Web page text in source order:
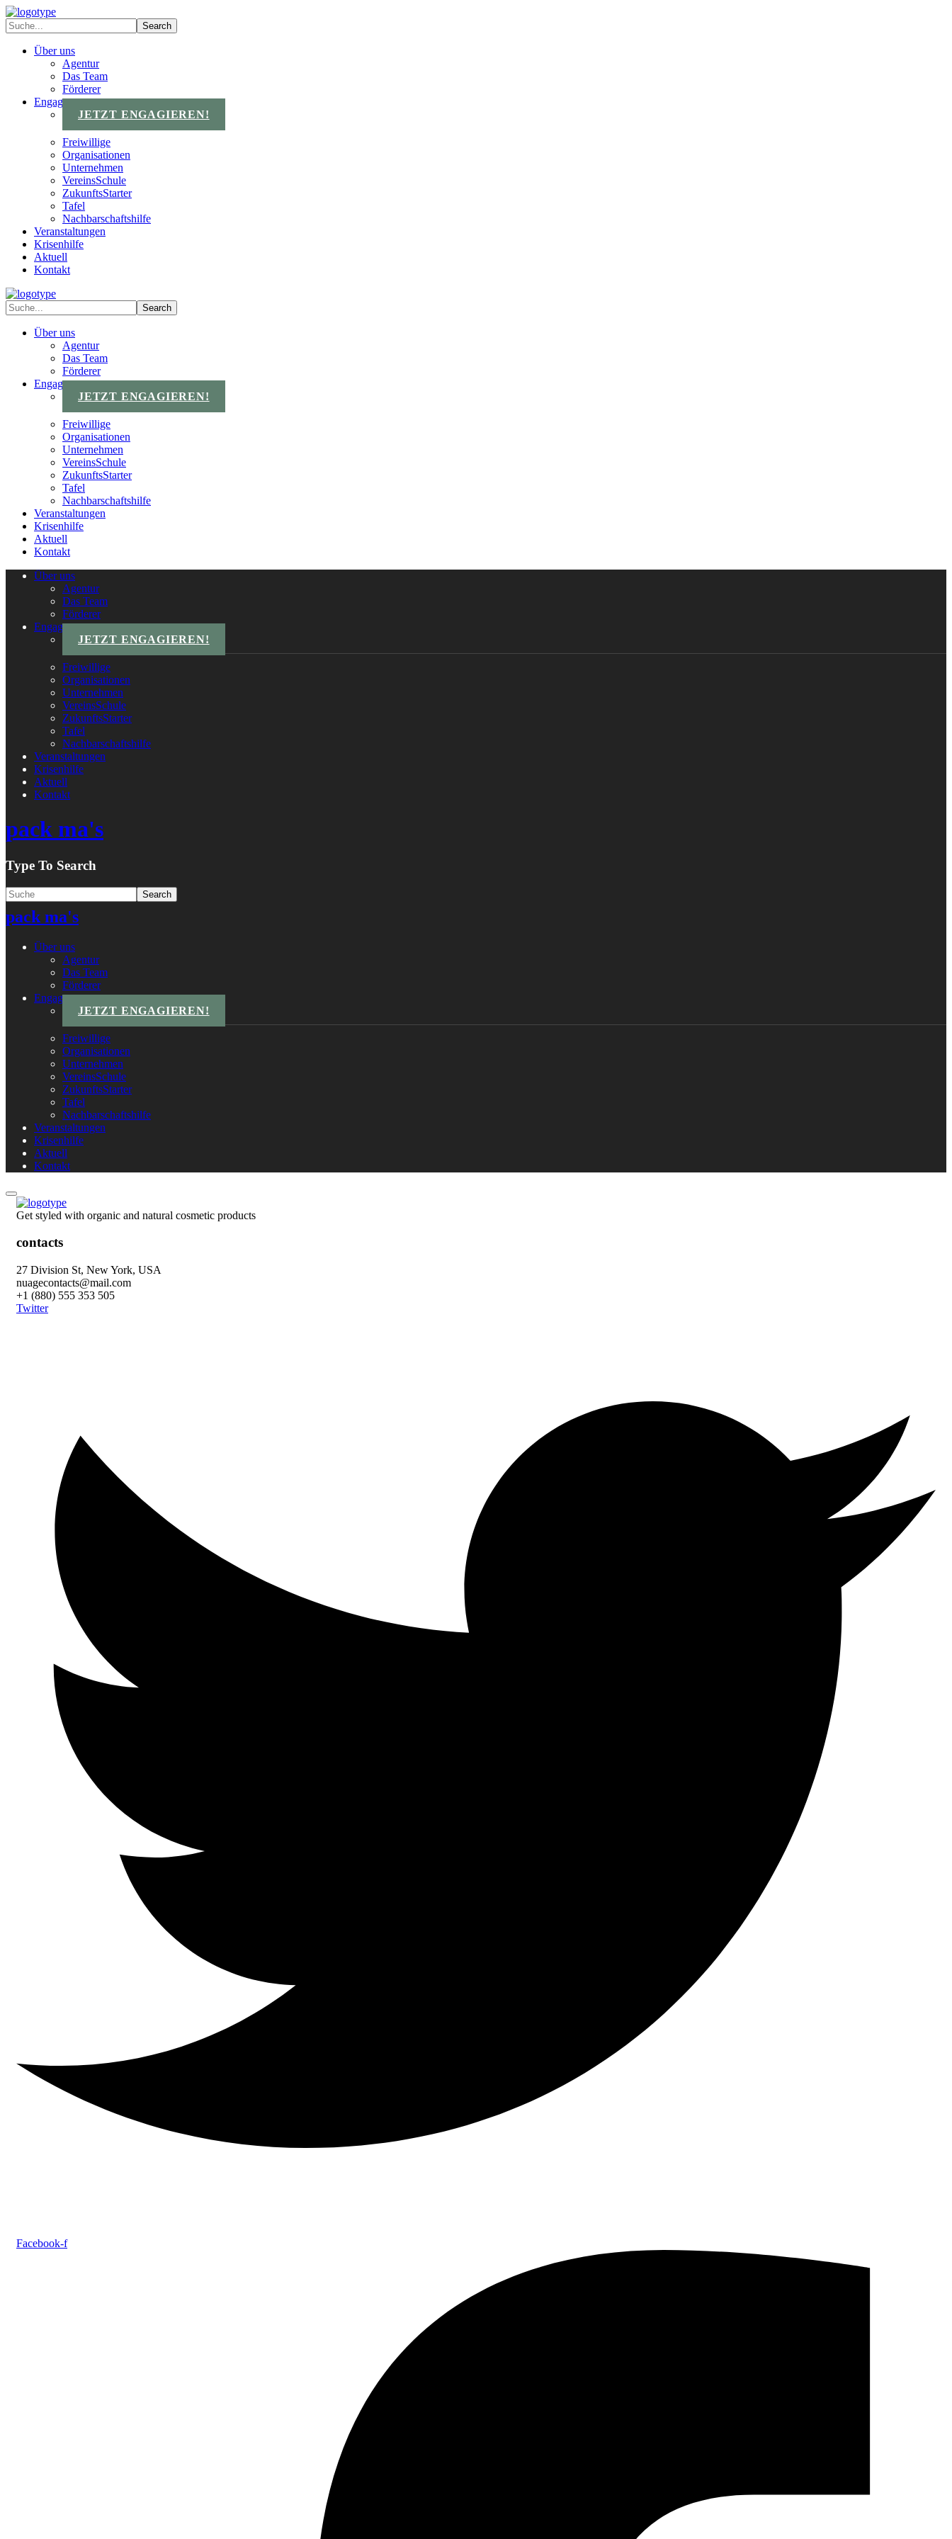
Über uns
Agentur
Das Team
Förderer
Engagements
JETZT ENGAGIEREN!
Freiwillige
Organisationen
Unternehmen
VereinsSchule
ZukunftsStarter
Tafel
Nachbarschaftshilfe
Veranstaltungen
Krisenhilfe
Aktuell
Kontakt
Über uns
Agentur
Das Team
Förderer
Engagements
JETZT ENGAGIEREN!
Freiwillige
Organisationen
Unternehmen
VereinsSchule
ZukunftsStarter
Tafel
Nachbarschaftshilfe
Veranstaltungen
Krisenhilfe
Aktuell
Kontakt
Über uns
Agentur
Das Team
Förderer
Engagements
JETZT ENGAGIEREN!
Freiwillige
Organisationen
Unternehmen
VereinsSchule
ZukunftsStarter
Tafel
Nachbarschaftshilfe
Veranstaltungen
Krisenhilfe
Aktuell
Kontakt
pack ma's
Type To Search
pack ma's
Über uns
Agentur
Das Team
Förderer
Engagements
JETZT ENGAGIEREN!
Freiwillige
Organisationen
Unternehmen
VereinsSchule
ZukunftsStarter
Tafel
Nachbarschaftshilfe
Veranstaltungen
Krisenhilfe
Aktuell
Kontakt
Get styled with organic and natural cosmetic products
contacts
27 Division St, New York, USA
nuagecontacts@mail.com
+1 (880) 555 353 505
Twitter
Facebook-f